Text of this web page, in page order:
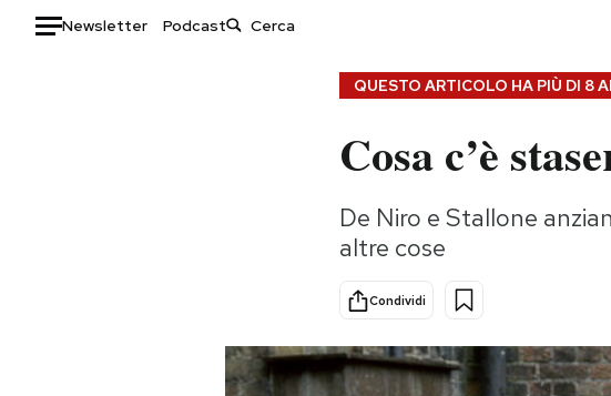
Newsletter Podcast
Consumismi
Storie/Idee
Ok Boomer!
Media
Europa
QUESTO ARTICOLO HA PIÙ DI 8
Cosa c’è
De Niro e Stallone
altre cose
Condividi